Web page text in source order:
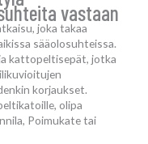
vastaan
joka takaa
sääolosuhteissa.
kattopeltisepät, jotka
korjaukset.
olipa
Poimukate tai